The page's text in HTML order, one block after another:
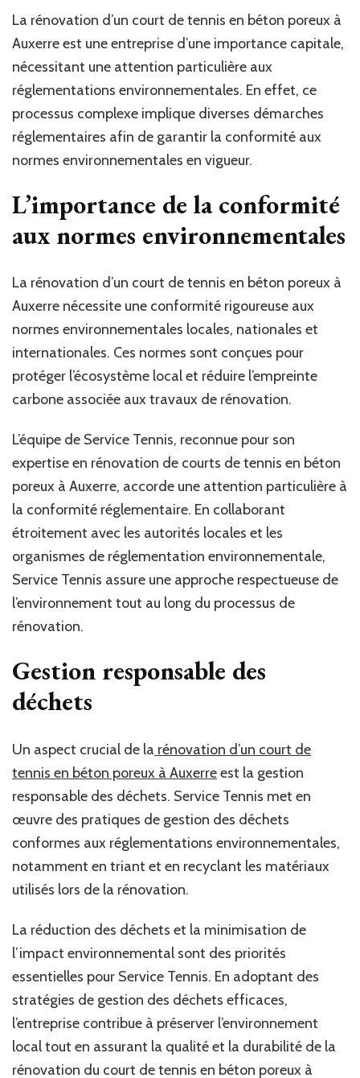
La rénovation d’un court de tennis en béton poreux à
Auxerre est une entreprise d’une importance capitale,
nécessitant une attention particulière aux
réglementations environnementales. En effet, ce
processus complexe implique diverses démarches
réglementaires afin de garantir la conformité aux
normes environnementales en vigueur.
L’importance de la conformité
aux normes environnementales
La rénovation d’un court de tennis en béton poreux à
Auxerre nécessite une conformité rigoureuse aux
normes environnementales locales, nationales et
internationales. Ces normes sont conçues pour
protéger l’écosystème local et réduire l’empreinte
carbone associée aux travaux de rénovation.
L’équipe de Service Tennis, reconnue pour son
expertise en rénovation de courts de tennis en béton
poreux à Auxerre, accorde une attention particulière à
la conformité réglementaire. En collaborant
étroitement avec les autorités locales et les
organismes de réglementation environnementale,
Service Tennis assure une approche respectueuse de
l’environnement tout au long du processus de
rénovation.
Gestion responsable des
déchets
Un aspect crucial de la rénovation d’un court de
tennis en béton poreux à Auxerreest la gestion
responsable des déchets. Service Tennis met en
œuvre des pratiques de gestion des déchets
conformes aux réglementations environnementales,
notamment en triant et en recyclant les matériaux
utilisés lors de la rénovation.
La réduction des déchets et la minimisation de
l’impact environnemental sont des priorités
essentielles pour Service Tennis. En adoptant des
stratégies de gestion des déchets efficaces,
l’entreprise contribue à préserver l’environnement
local tout en assurant la qualité et la durabilité de la
rénovation du court de tennis en béton poreux à